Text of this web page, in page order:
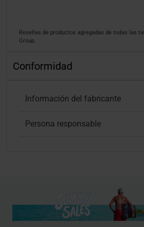
Reseñas de productos agregadas de todas las
Group.
Conformidad
Información del fabricante
Persona responsable